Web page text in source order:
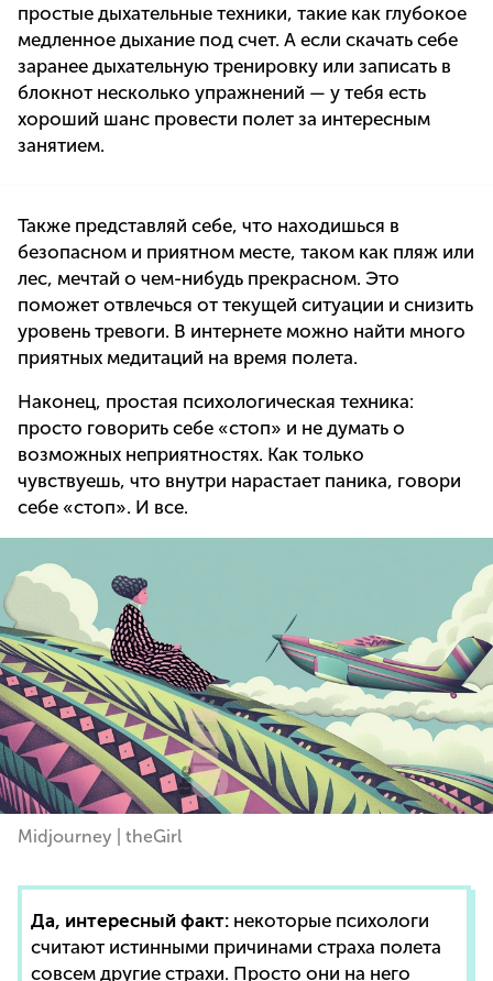
простые дыхательные техники, такие как глубокое
медленное дыхание под счет. А если скачать себе
заранее дыхательную тренировку или записать в
блокнот несколько упражнений — у тебя есть
хороший шанс провести полет за интересным
занятием.
Также представляй себе, что находишься в
безопасном и приятном месте, таком как пляж или
лес, мечтай о чем-нибудь прекрасном. Это
поможет отвлечься от текущей ситуации и снизить
уровень тревоги. В интернете можно найти много
приятных медитаций на время полета.
Наконец, простая психологическая техника:
просто говорить себе «стоп» и не думать о
возможных неприятностях. Как только
чувствуешь, что внутри нарастает паника, говори
себе «стоп». И все.
Midjourney | theGirl
Да, интересный факт: некоторые психологи
считают истинными причинами страха полета
совсем другие страхи. Просто они на него